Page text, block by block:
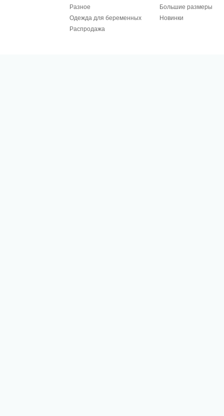
Разное
Большие размеры
Одежда для беременных
Новинки
Распродажа